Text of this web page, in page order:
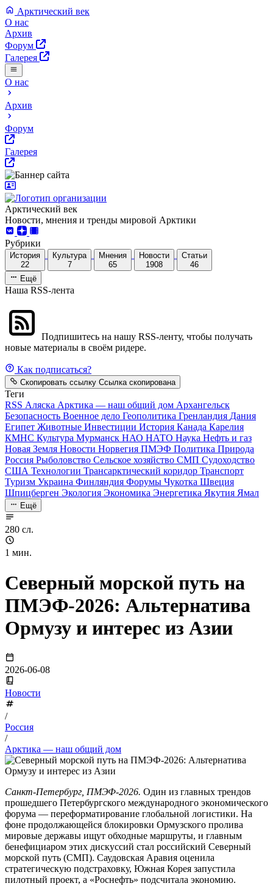
Арктический век
О нас
Архив
Форум
Галерея
О нас
Архив
Форум
Галерея
Арктический век
Новости, мнения и тренды мировой Арктики
Рубрики
История
22
Культура
7
Мнения
65
Новости
1908
Статьи
46
Ещё
Наша RSS-лента
Подпишитесь на нашу RSS-ленту, чтобы получать
новые материалы в своём ридере.
Как подписаться?
Скопировать ссылку Ссылка скопирована
Теги
RSS Аляска Арктика — наш общий дом Архангельск
Безопасность Военное дело Геополитика Гренландия Дания
Египет Животные Инвестиции История Канада Карелия
КМНС Культура Мурманск НАО НАТО Наука Нефть и газ
Новая Земля Новости Норвегия ПМЭФ Политика Природа
Россия Рыболовство Сельское хозяйство СМП Судоходство
США Технологии Трансарктический коридор Транспорт
Туризм Украина Финляндия Форумы Чукотка Швеция
Шпицберген Экология Экономика Энергетика Якутия Ямал
Ещё
280 сл.
1 мин.
Северный морской путь на
ПМЭФ-2026: Альтернатива
Ормузу и интерес из Азии
2026-06-08
Новости
/
Россия
/
Арктика — наш общий дом
Санкт-Петербург, ПМЭФ-2026. Один из главных трендов
прошедшего Петербургского международного экономического
форума — переформатирование глобальной логистики. На
фоне продолжающейся блокировки Ормузского пролива
мировые державы ищут обходные маршруты, и главным
бенефициаром этих дискуссий стал российский Северный
морской путь (СМП). Саудовская Аравия оценила
стратегическую подстраховку, Южная Корея запустила
пилотный проект, а «Роснефть» подсчитала экономию.